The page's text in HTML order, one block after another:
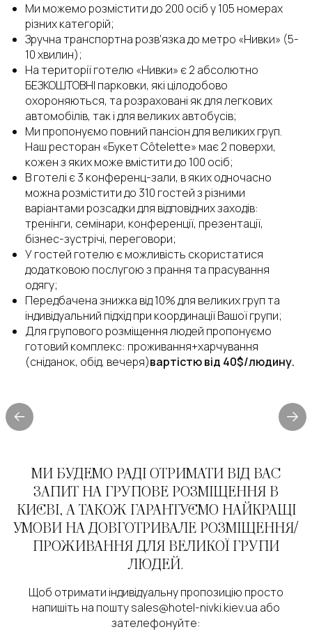
Ми можемо розмістити до 200 осіб у 105 номерах
різних категорій;
Зручна транспортна розв’язка до метро «Нивки» (5-
10 хвилин);
На території готелю «Нивки» є 2 абсолютно
БЕЗКОШТОВНІ парковки, які цілодобово
охороняються, та розраховані як для легкових
автомобілів, так і для великих автобусів;
Ми пропонуємо повний пансіон для великих груп.
Наш ресторан «Букет Côtelette» має 2 поверхи,
кожен з яких може вмістити до 100 осіб;
В готелі є 3 конференц-зали, в яких одночасно
можна розмістити до 310 гостей з різними
варіантами розсадки для відповідних заходів:
тренінги, семінари, конференції, презентації,
бізнес-зустрічі, переговори;
У гостей готелю є можливість скористатися
додатковою послугою з прання та прасування
одягу;
Передбачена знижка від 10% для великих груп та
індивідуальний підхід при координації Вашої групи;
Для групового розміщення людей пропонуємо
готовий комплекс: проживання+харчування
(сніданок, обід, вечеря)вартістю від 40$/людину.
МИ БУДЕМО РАДІ ОТРИМАТИ ВІД ВАС
ЗАПИТ НА ГРУПОВЕ РОЗМІЩЕННЯ В
КИЄВІ, А ТАКОЖ ГАРАНТУЄМО НАЙКРАЩІ
УМОВИ НА ДОВГОТРИВАЛЕ РОЗМІЩЕННЯ/
ПРОЖИВАННЯ ДЛЯ ВЕЛИКОЇ ГРУПИ
ЛЮДЕЙ.
Щоб отримати індивідуальну пропозицію просто
напишіть на пошту sales@hotel-nivki.kiev.ua або
зателефонуйте: